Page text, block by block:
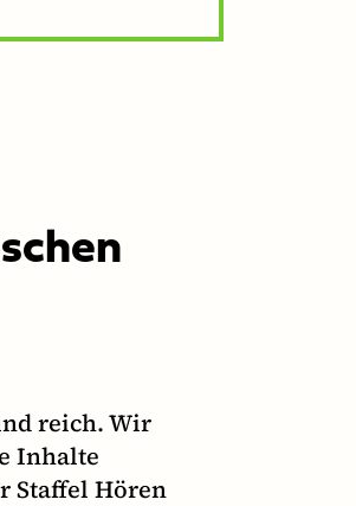
reich. Wir
Inhalte
Staffel Hören